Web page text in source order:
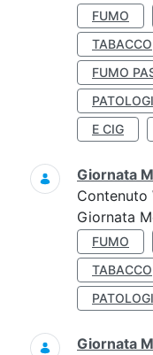
FUMO
TABACCO
FUMO
E CIG
Giornata
Contenuto
Giornata
FUMO
TABACCO
Giornata